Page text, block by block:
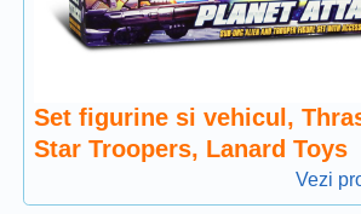
Set figurine si vehicul,
Star Troopers, Lanard Toys
Vezi